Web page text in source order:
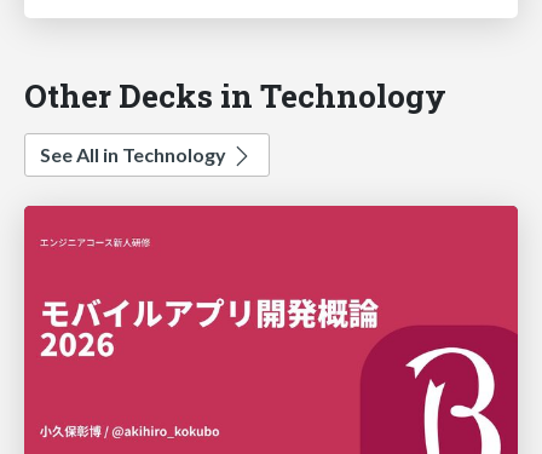
Other Decks in Technology
See All in Technology